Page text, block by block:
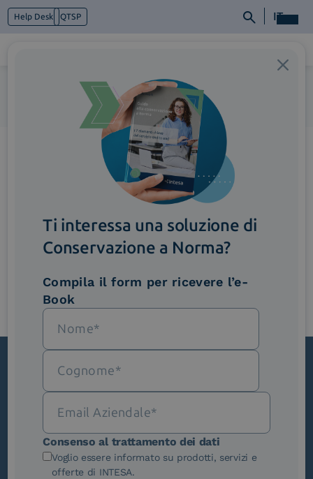
Help Desk QTSP IT
Cosa facciamo
ImmagineFunzionalita_AutomatizzazioneRaccoltaDati
Iscriviti alla newsletter
Novità, iniziative ed eventi dal mondo della
trasformazione digitale.
Scopri InNews
Ti interessa una soluzione di
Conservazione a Norma?
Compila il form per ricevere l’e-
Book
Consenso al trattamento dei dati
Voglio essere informato su prodotti, servizi e
offerte di INTESA.